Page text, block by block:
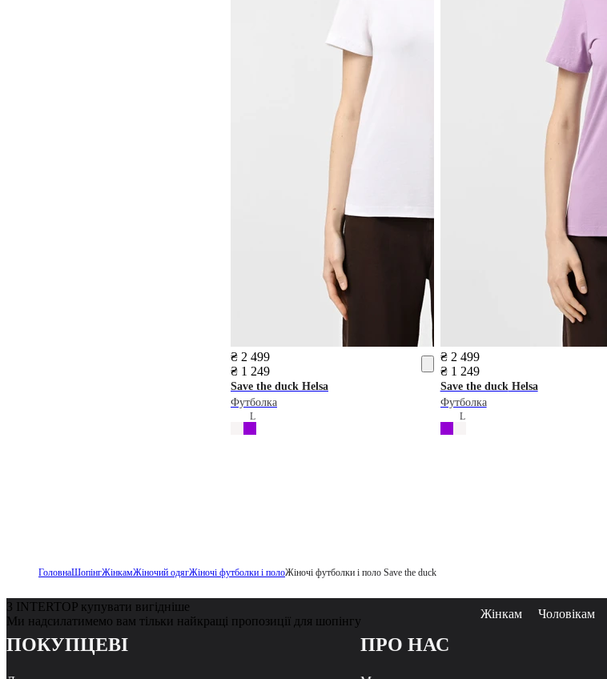
₴ 2 499
₴ 1 249
Save the duck Helsa
Футболка
L
₴ 2 499
₴ 1 249
Save the duckHelsa
Футболка
L
ГоловнаШопінгЖінкамЖіночий одягЖіночі футболки і полоЖіночі футболки і поло Save the duck
З INTERTOP купувати вигідніше
Ми надсилатимемо вам тільки найкращі пропозиції для шопінгу
Жінкам Чоловікам
ПОКУПЦЕВІ ПРО НАС